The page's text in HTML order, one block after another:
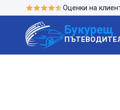
Оценки на
Букурещ
ПЪТЕВОДИТЕЛ